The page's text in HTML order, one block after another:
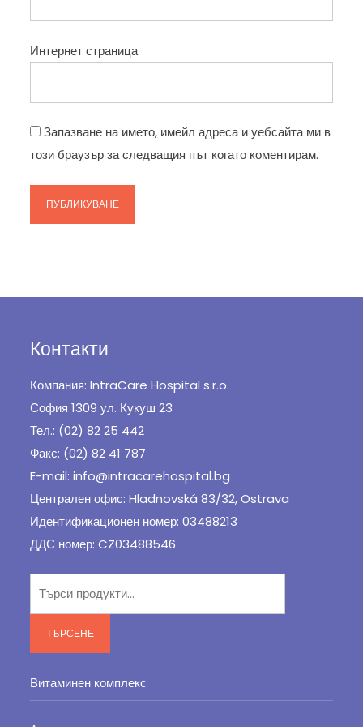
Интернет страница
Запазване на името, имейл адреса и уебсайта ми в
този браузър за следващия път когато коментирам.
Контакти
Компания: IntraCare Hospital s.r.o.
София 1309 ул. Кукуш 23
Тел.: (02) 82 25 442
Факс: (02) 82 41 787
E-mail: info@intracarehospital.bg
Централен офис: Hladnovská 83/32, Ostrava
Идентификационен номер: 03488213
ДДС номер: CZ03488546
ТЪРСЕНЕ
Витаминен комплекс